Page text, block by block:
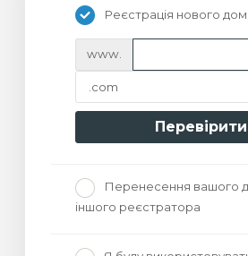
Реєстрація нового
www.
Перевірити
Перенесення вашого
іншого реєстратора